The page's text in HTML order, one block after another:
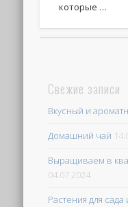
которые …
Свежие записи
Вкусный и
Домашний чай
Выращиваем в
04.07.2024
Растения для